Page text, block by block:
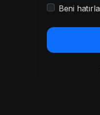
Beni hatırla